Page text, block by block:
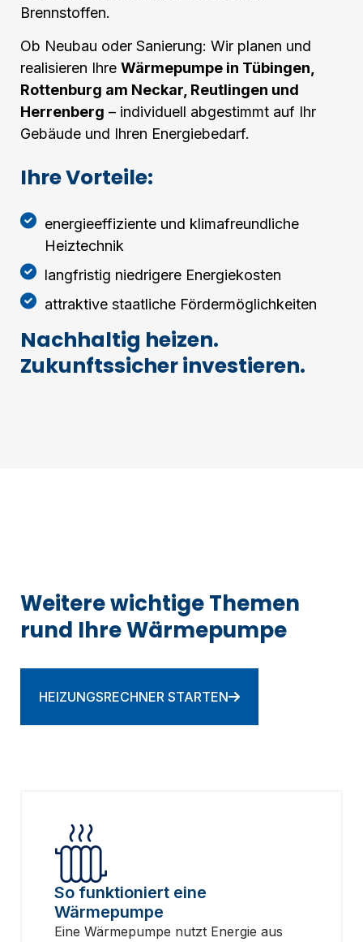
Brennstoffen.
Ob Neubau oder Sanierung: Wir planen und
realisieren Ihre Wärmepumpe in Tübingen,
Rottenburg am Neckar, Reutlingen und
Herrenberg – individuell abgestimmt auf Ihr
Gebäude und Ihren Energiebedarf.
Ihre Vorteile:
energieeffiziente und klimafreundliche
Heiztechnik
langfristig niedrigere Energiekosten
attraktive staatliche Fördermöglichkeiten
Nachhaltig heizen.
Zukunftssicher investieren.
Weitere wichtige Themen
rund Ihre Wärmepumpe
HEIZUNGSRECHNER STARTEN
So funktioniert eine
Wärmepumpe
Eine Wärmepumpe nutzt Energie aus